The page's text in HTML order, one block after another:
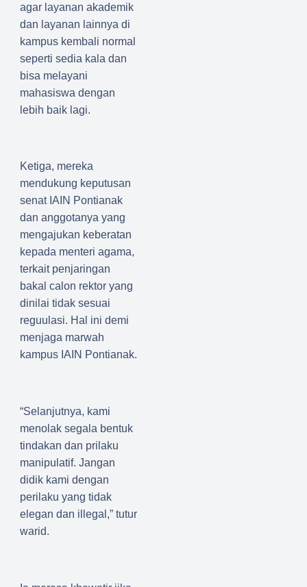
agar layanan akademik
dan layanan lainnya di
kampus kembali normal
seperti sedia kala dan
bisa melayani
mahasiswa dengan
lebih baik lagi.
Ketiga, mereka
mendukung keputusan
senat IAIN Pontianak
dan anggotanya yang
mengajukan keberatan
kepada menteri agama,
terkait penjaringan
bakal calon rektor yang
dinilai tidak sesuai
reguulasi. Hal ini demi
menjaga marwah
kampus IAIN Pontianak.
“Selanjutnya, kami
menolak segala bentuk
tindakan dan prilaku
manipulatif. Jangan
didik kami dengan
perilaku yang tidak
elegan dan illegal,” tutur
warid.